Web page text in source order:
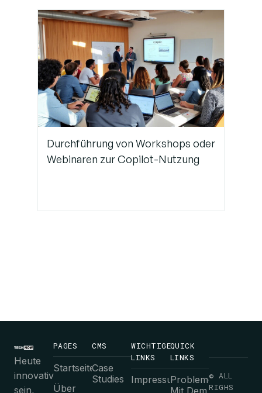
Durchführung von Workshops oder
Webinaren zur Copilot-Nutzung
Heute
innovativ
sein,
PAGES
Startseite
Über
CMS
Case
Studies
WICHTIGE
LINKS
Impressum
QUICK
LINKS
Probleme
Mit Dem
© ALL
RIGHS